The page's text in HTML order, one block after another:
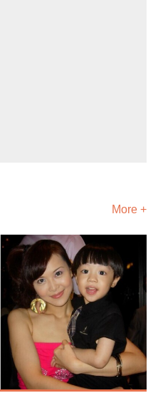
More +